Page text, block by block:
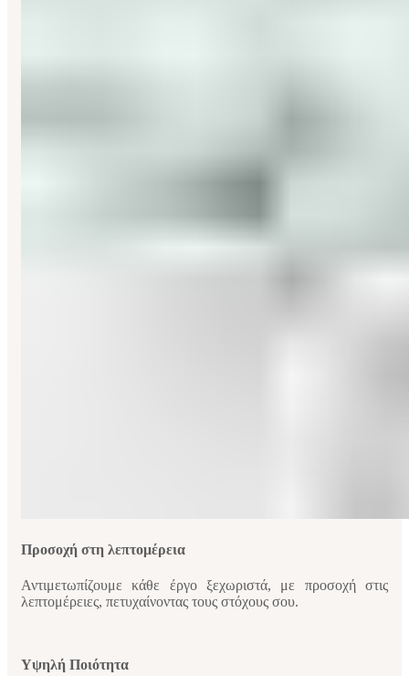
Προσοχή στη λεπτομέρεια
Αντιμετωπίζουμε κάθε έργο ξεχωριστά, με προσοχή στις
λεπτομέρειες, πετυχαίνοντας τους στόχους σου.
Υψηλή Ποιότητα